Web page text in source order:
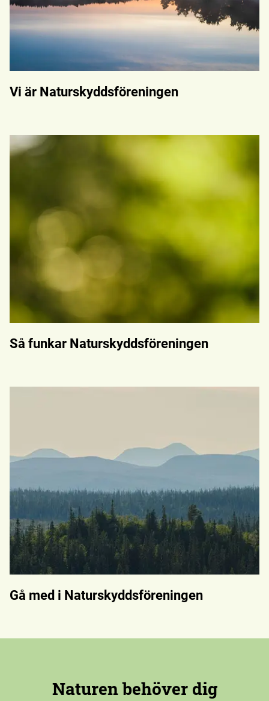
Vi är Naturskyddsföreningen
Så funkar Naturskyddsföreningen
Gå med i Naturskyddsföreningen
Naturen behöver dig